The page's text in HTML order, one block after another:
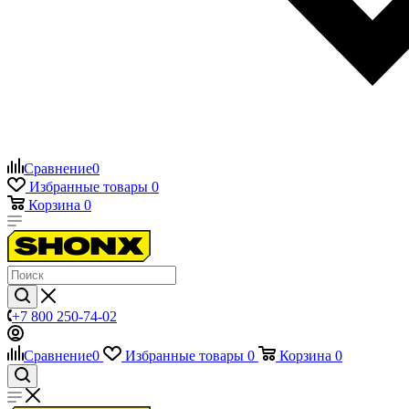
Сравнение0
Избранные товары 0
Корзина 0
+7 800 250-74-02
Сравнение0 Избранные товары 0 Корзина 0